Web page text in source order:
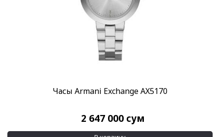
Часы Armani Exchange AX5170
2 647 000 сум